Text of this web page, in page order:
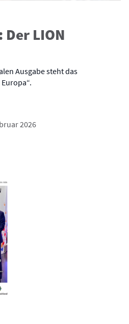
LION
Ausgabe steht das
2026